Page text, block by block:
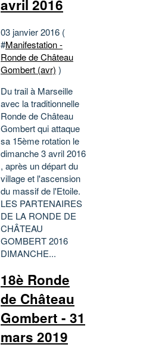
avril 2016
03 janvier 2016 (
#Manifestation -
Ronde de Château
Gombert (avr) )
Du trail à Marseille
avec la traditionnelle
Ronde de Château
Gombert qui attaque
sa 15ème rotation le
dimanche 3 avril 2016
, après un départ du
village et l'ascension
du massif de l'Etoile.
LES PARTENAIRES
DE LA RONDE DE
CHÂTEAU
GOMBERT 2016
DIMANCHE...
18è Ronde
de Château
Gombert - 31
mars 2019